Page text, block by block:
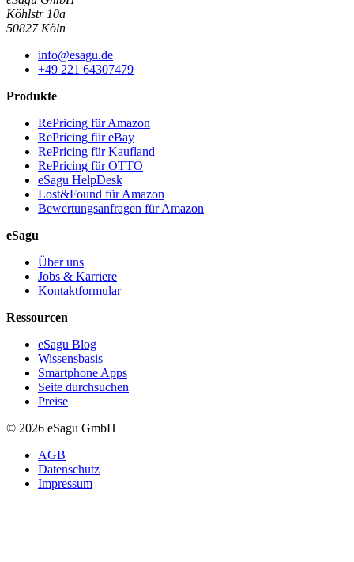
Köhlstr 10a
50827 Köln
info@esagu.de
+49 221 64307479
Produkte
RePricing für Amazon
RePricing für eBay
RePricing für Kaufland
RePricing für OTTO
eSagu HelpDesk
Lost&Found für Amazon
Bewertungsanfragen für Amazon
eSagu
Über uns
Jobs & Karriere
Kontaktformular
Ressourcen
eSagu Blog
Wissensbasis
Smartphone Apps
Seite durchsuchen
Preise
© 2026 eSagu GmbH
AGB
Datenschutz
Impressum